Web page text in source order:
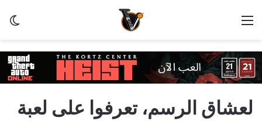
القائمة
لعشاق الرسم، تعرفوا على لعبة